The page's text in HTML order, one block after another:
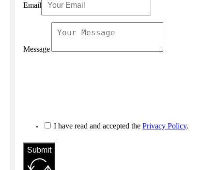
Email
Message
I have read and accepted thePrivacy Policy.
Submit